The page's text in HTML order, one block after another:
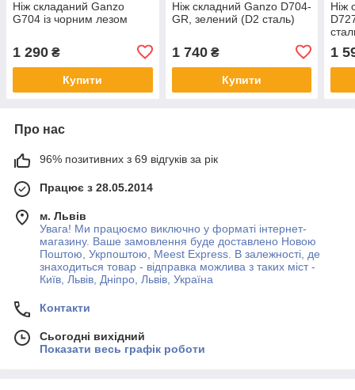
Ніж складаний Ganzo
G704 із чорним лезом
1 290 ₴
Купити
Ніж складний Ganzo D704-
GR, зелений (D2 сталь)
1 740₴
Купити
Ніж
1
Про нас
96% позитивних з 69 відгуків за рік
Працює з 28.05.2014
м. Львів
Увага! Ми працюємо виключно у форматі інтернет-
магазину. Ваше замовлення буде доставлено Новою
Поштою, Укрпоштою, Meest Express. В залежності, де
знаходиться товар - відправка можлива з таких міст -
Київ, Львів, Дніпро, Львів, Україна
Контакти
Сьогодні вихідний
Показати весь графік роботи